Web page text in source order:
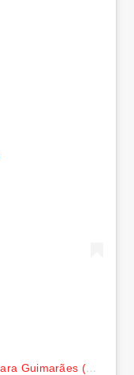
Uma publicação partilhada por Bárbara Guimarães (@barbaraguimaraesbg)